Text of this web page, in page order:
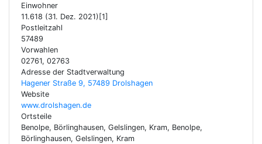
Einwohner
11.618 (31. Dez. 2021)[1]
Postleitzahl
57489
Vorwahlen
02761, 02763
Adresse der Stadtverwaltung
Hagener Straße 9, 57489 Drolshagen
Website
www.drolshagen.de
Ortsteile
Benolpe, Börlinghausen, Gelslingen, Kram, Benolpe,
Börlinghausen, Gelslingen, Kram